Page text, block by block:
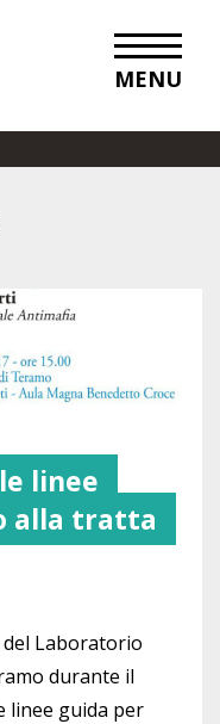
MENU
linee
alla tratta
del Laboratorio
durante il
linee guida per